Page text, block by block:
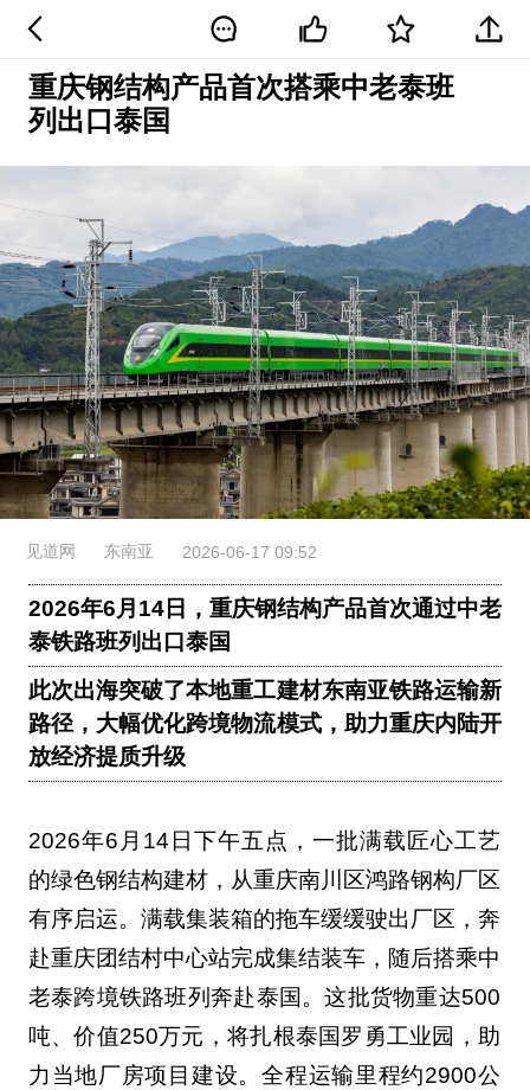
重庆钢结构产品首次搭乘中老泰班
列出口泰国
见道网 东南亚 2026-06-17 09:52
2026年6月14日，重庆钢结构产品首次通过中老
泰铁路班列出口泰国
此次出海突破了本地重工建材东南亚铁路运输新
路径，大幅优化跨境物流模式，助力重庆内陆开
放经济提质升级
2026年6月14日下午五点，一批满载匠心工艺
的绿色钢结构建材，从重庆南川区鸿路钢构厂区
有序启运。满载集装箱的拖车缓缓驶出厂区，奔
赴重庆团结村中心站完成集结装车，随后搭乘中
老泰跨境铁路班列奔赴泰国。这批货物重达500
吨、价值250万元，将扎根泰国罗勇工业园，助
力当地厂房项目建设。全程运输里程约2900公